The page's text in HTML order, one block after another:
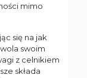
mimo
się na jak
swoim
z celnikiem
składa